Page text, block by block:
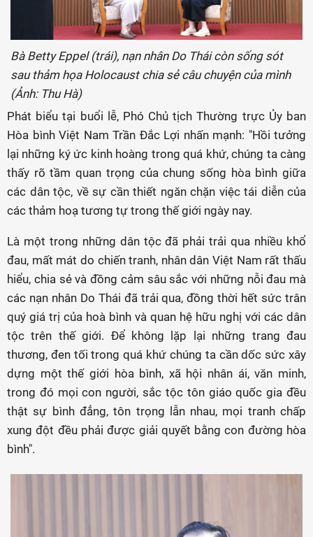
Bà Betty Eppel (trái), nạn nhân Do Thái còn sống sót
sau thảm họa Holocaust chia sẻ câu chuyện của mình
(Ảnh: Thu Hà)
Phát biểu tại buổi lễ, Phó Chủ tịch Thường trực Ủy ban
Hòa bình Việt Nam Trần Đắc Lợi nhấn mạnh: "Hồi tưởng
lại những ký ức kinh hoàng trong quá khứ, chúng ta càng
thấy rõ tầm quan trọng của chung sống hòa bình giữa
các dân tộc, về sự cần thiết ngăn chặn việc tái diễn của
các thảm hoạ tương tự trong thế giới ngày nay.
Là một trong những dân tộc đã phải trải qua nhiều khổ
đau, mất mát do chiến tranh, nhân dân Việt Nam rất thấu
hiểu, chia sẻ và đồng cảm sâu sắc với những nỗi đau mà
các nạn nhân Do Thái đã trải qua, đồng thời hết sức trân
quý giá trị của hoà bình và quan hệ hữu nghị với các dân
tộc trên thế giới. Để không lặp lại những trang đau
thương, đen tối trong quá khứ chúng ta cần dốc sức xây
dựng một thế giới hòa bình, xã hội nhân ái, văn minh,
trong đó mọi con người, sắc tộc tôn giáo quốc gia đều
thật sự bình đẳng, tôn trọng lẫn nhau, mọi tranh chấp
xung đột đều phải được giải quyết bằng con đường hòa
bình".